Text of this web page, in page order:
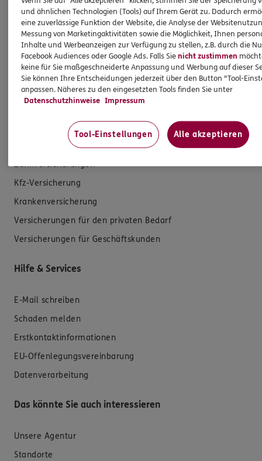
dazu an. Ich biete Beratung an, für die
Versicherungsvermittlung erhalte ich Provision,
ferner sonstige Zuwendungen.
Mehr Informationen
Zahnversicherungen
Kfz-Versicherung
Krankenversicherung
Versicherungen für den privaten Bedarf
Versicherungen für Geschäftskunden
Hilfe & Services
E-Mail schreiben
Schaden melden
Erstkontaktinformationen
EU-Offenlegungsvereinbarung
Datenverarbeitung
Das könnte Sie auch interessieren
Unsere Agentur
Standorte
und ähnlichen Technologien (Tools) auf Ihrem Gerät zu. Dadurch
eine zuverlässige Funktion der Website, die Analyse der
Messung von Marketingaktivitäten sowie die Möglichkeit, Ihnen
Inhalte und Werbeanzeigen zur Verfügung zu stellen, z.B. durch die
Facebook Audiences oder Google Ads. Falls Sienicht zustimmen
keine für Sie maßgeschneiderte Anpassung und Werbung auf dieser
Sie können Ihre Entscheidungen jederzeit über den Button "Tool-
anpassen. Näheres zu den eingesetzten Tools finden Sie unter
Datenschutzhinweise Impressum
Tool-Einstellungen Alle akzeptieren